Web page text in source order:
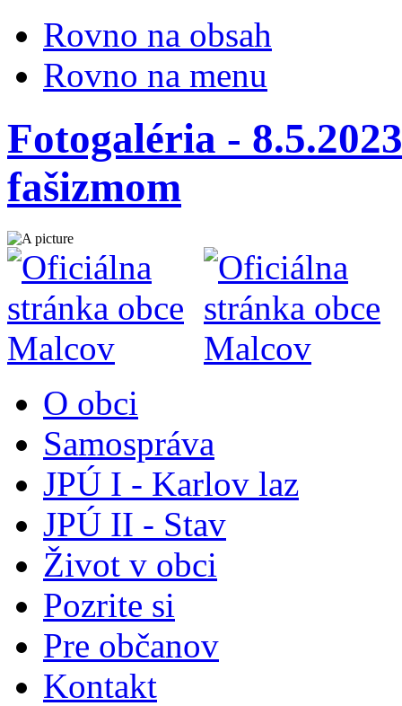
Rovno na obsah
Rovno na menu
Fotogaléria -
fašizmom
O obci
Samospráva
JPÚ I - Karlov laz
JPÚ II - Stav
Život v obci
Pozrite si
Pre občanov
Kontakt